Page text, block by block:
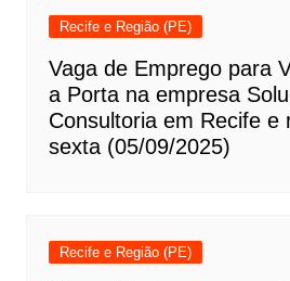
Recife e Região (PE)
Vaga de Emprego para
a Porta na empresa
Consultoria em Recife e
sexta (05/09/2025)
Recife e Região (PE)